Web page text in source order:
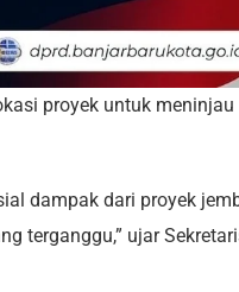
proyek untuk
dampak dari proyek
terganggu,” ujar